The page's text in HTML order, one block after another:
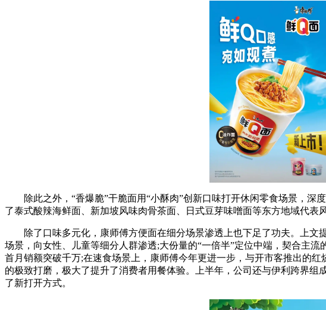
除此之外，“香爆脆”干脆面用“小酥肉”创新口味打开休闲零食场景，深
了泰式酸辣海鲜面、新加坡风味肉骨茶面、日式豆芽味噌面等东方地域代表
除了口味多元化，康师傅方便面在细分场景渗透上也下足了功夫。上文
场景，向女性、儿童等细分人群渗透;大份量的“一倍半”定位中端，契合主
首月销额突破千万;在速食场景上，康师傅今年更进一步，与开市客推出的
的极致打磨，极大了提升了消费者用餐体验。上半年，公司还与伊利跨界
了新打开方式。